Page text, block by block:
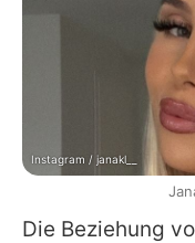
Die Beziehung
Instagram / janakl__